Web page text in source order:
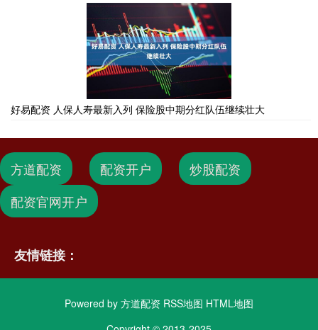
好易配资 人保人寿最新入列 保险股中期分红队伍继续壮大
方道配资 配资开户
炒股配资
配资官网开户
友情链接：
Powered by 方道配资 RSS地图 HTML地图